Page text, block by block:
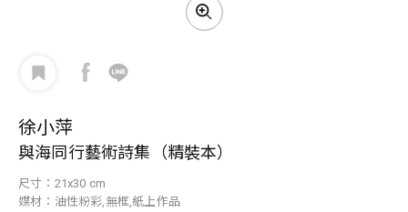
徐小萍
與海同行藝術詩集（精裝本）
尺寸：21x30 cm
媒材：油性粉彩,無框,紙上作品